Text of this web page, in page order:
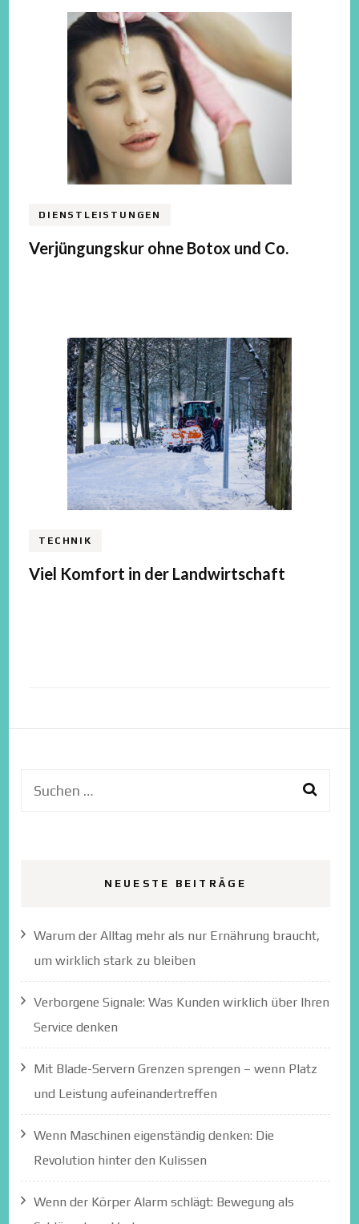
DIENSTLEISTUNGEN
Verjüngungskur ohne Botox und Co.
TECHNIK
Viel Komfort in der Landwirtschaft
Suchen
NEUESTE BEITRÄGE
Warum der Alltag mehr als nur Ernährung braucht,
um wirklich stark zu bleiben
Verborgene Signale: Was Kunden wirklich über Ihren
Service denken
Mit Blade-Servern Grenzen sprengen – wenn Platz
und Leistung aufeinandertreffen
Wenn Maschinen eigenständig denken: Die
Revolution hinter den Kulissen
Wenn der Körper Alarm schlägt: Bewegung als